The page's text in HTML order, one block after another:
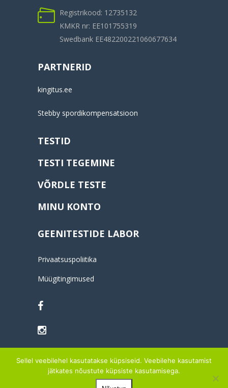
Registrikood: 12735132
KMKR nr: EE101755319
Swedbank EE482200221060677634
PARTNERID
kingitus.ee
Stebby spordikompensatsioon
TESTID
TESTI TEGEMINE
VÕRDLE TESTE
MINU KONTO
GEENITESTIDE LABOR
Privaatsuspoliitika
Müügitingimused
© 2014-2026 OÜ MYINNERGO
Sellel veebilehel kasutatakse küpsiseid. Veebilehe kasutamist
jätkates nõustute küpsiste kasutamisega.